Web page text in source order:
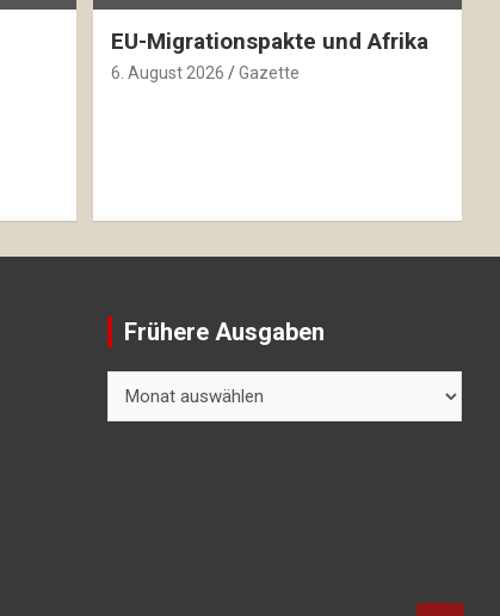
EU-Migrationspakte und Afrika
6. August 2026 Gazette
Frühere Ausgaben
Ausgaben